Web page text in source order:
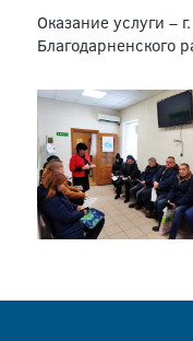
Оказание услуги –
Благодарненского